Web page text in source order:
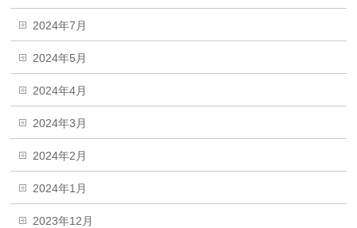
2024年7月
2024年5月
2024年4月
2024年3月
2024年2月
2024年1月
2023年12月